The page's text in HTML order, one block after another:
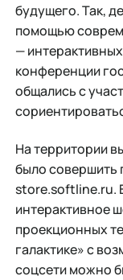
будущего. Так,
помощью
—
конференции
общались с
На территории
было совершить
store.softline.ru.
интерактивное
проекционных
галактике» с
соцсети можно